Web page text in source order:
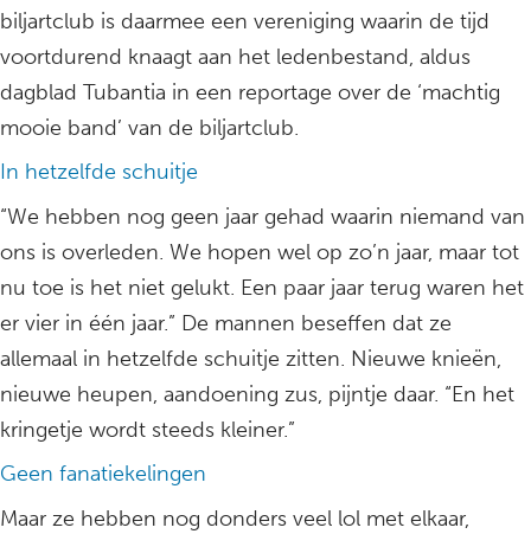
biljartclub is daarmee een vereniging waarin de tijd
voortdurend knaagt aan het ledenbestand, aldus
dagblad Tubantia in een reportage over de ‘machtig
mooie band’ van de biljartclub.
In hetzelfde schuitje
“We hebben nog geen jaar gehad waarin niemand van
ons is overleden. We hopen wel op zo’n jaar, maar tot
nu toe is het niet gelukt. Een paar jaar terug waren het
er vier in één jaar.” De mannen beseffen dat ze
allemaal in hetzelfde schuitje zitten. Nieuwe knieën,
nieuwe heupen, aandoening zus, pijntje daar. “En het
kringetje wordt steeds kleiner.”
Geen fanatiekelingen
Maar ze hebben nog donders veel lol met elkaar,